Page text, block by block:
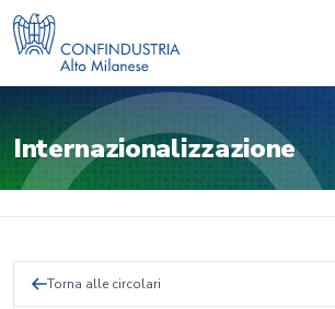
Internazionalizzazione
Torna alle circolari